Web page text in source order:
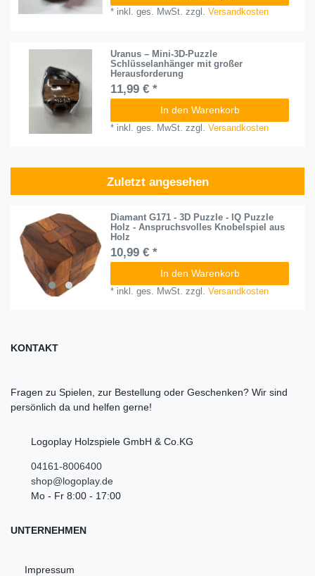
* inkl. ges. MwSt. zzgl.Versandkosten
Uranus – Mini-3D-Puzzle
Schlüsselanhänger mit großer
Herausforderung
11,99 € *
In den Warenkorb
* inkl. ges. MwSt. zzgl.Versandkosten
Zuletzt angesehen
Diamant G171 - 3D Puzzle - IQ Puzzle
Holz - Anspruchsvolles Knobelspiel aus
Holz
10,99 € *
In den Warenkorb
* inkl. ges. MwSt. zzgl.Versandkosten
KONTAKT
Fragen zu Spielen, zur Bestellung oder Geschenken? Wir sind
persönlich da und helfen gerne!
Logoplay Holzspiele GmbH & Co.KG
04161-8006400
shop@logoplay.de
Mo - Fr 8:00 - 17:00
UNTERNEHMEN
Impressum